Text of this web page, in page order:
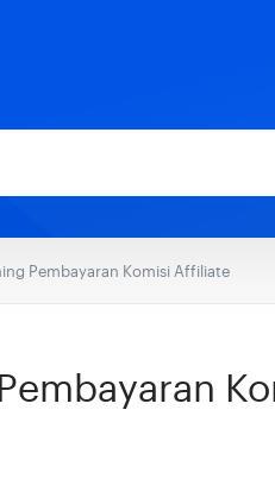
Pembayaran Komisi Affiliate